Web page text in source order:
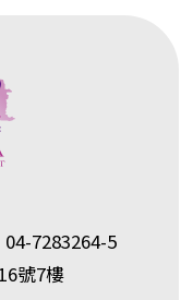
7283264-5
號7樓